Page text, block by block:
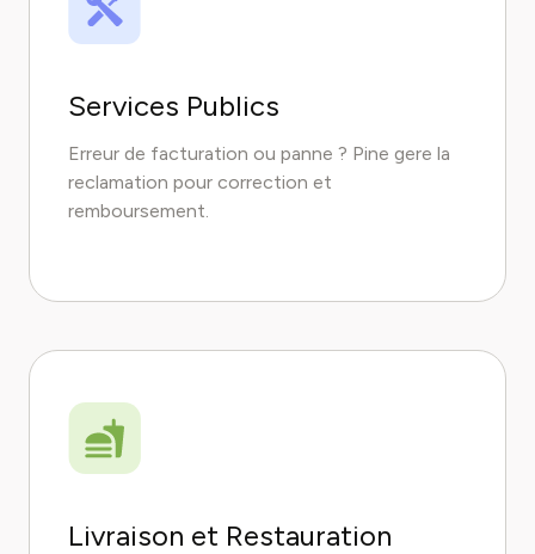
Services Publics
Erreur de facturation ou panne ? Pine gere la
reclamation pour correction et
remboursement.
Livraison et Restauration